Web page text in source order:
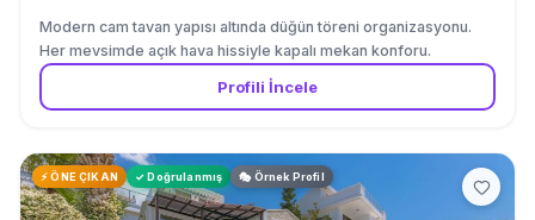
Modern cam tavan yapısı altında düğün töreni organizasyonu.
Her mevsimde açık hava hissiyle kapalı mekan konforu.
Profili İncele
⚡ ÖNE ÇIKAN ✓ Doğrulanmış 🎭 Örnek Profil